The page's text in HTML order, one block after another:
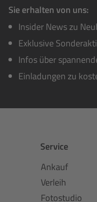
Sie erhalten von uns:
Insider News zu
Exklusive
Infos über
Einladungen zu
Service
Ankauf
Verleih
Fotostudio